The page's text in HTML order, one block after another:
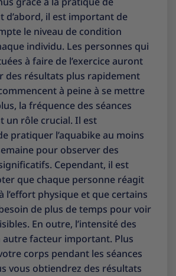
d’abord, il est important de
le niveau de condition
individu. Les personnes qui
à faire de l’exercice auront
des résultats plus rapidement
à peine à se mettre
la fréquence des séances
un rôle crucial. Il est
pratiquer l’aquabike au moins
pour observer des
Cependant, il est
que chaque personne réagit
l’effort physique et que certains
de plus de temps pour voir
En outre, l’intensité des
autre facteur important. Plus
corps pendant les séances
vous obtiendrez des résultats